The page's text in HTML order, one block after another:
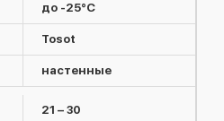
до -25°C
Tosot
настенные
21 – 30